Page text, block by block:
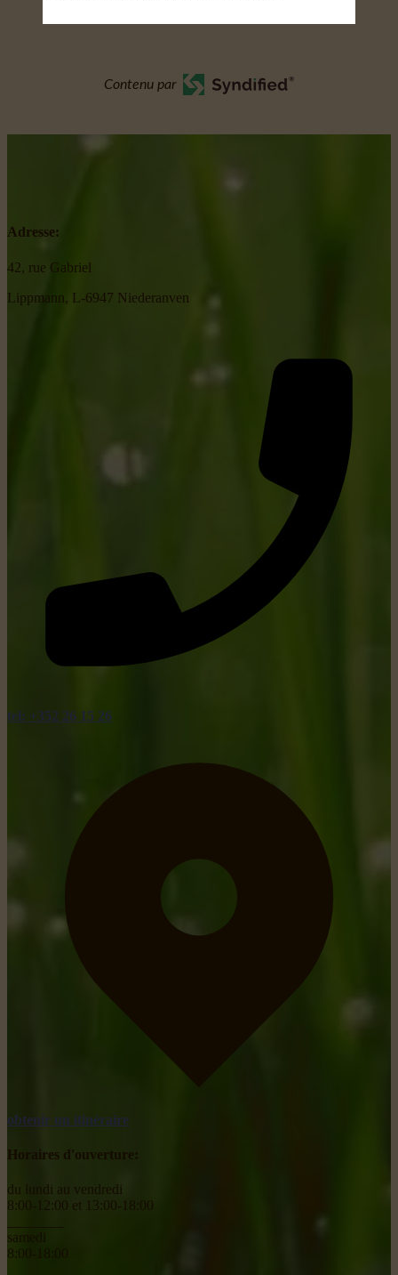
Contenu par
Adresse:
42, rue Gabriel
Lippmann, L-6947 Niederanven
tel: +352 26 15 26
obtenir un itinéraire
Horaires d'ouverture:
du lundi au vendredi
8:00-12:00 et 13:00-18:00
samedi
8:00-18:00